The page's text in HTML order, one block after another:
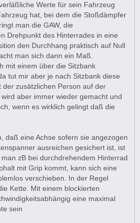
Werte für sein Fahrzeug
hat, bei dem die Stoßdämpfer
man die GAW, die
Drehpunkt des Hinterrades in eine
den Durchhang praktisch auf Null
man sich dann ein Maß.
mit einem über die Sitzbank
tut mir aber je nach Sitzbank diese
der zusätzlichen Person auf der
aber immer wieder gemacht und
wenn es wirklich gelingt daß die
daß eine Achse sofern sie angezogen
ausreichen gesichert ist, ist
zB bei durchdrehendem Hinterrad
mit Grip kommt, kann sich eine
verschieben. In der Regel
Kette. Mit einem blockierten
eine maximal
sein